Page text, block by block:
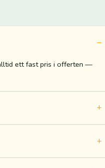
ett fast pris i offerten —